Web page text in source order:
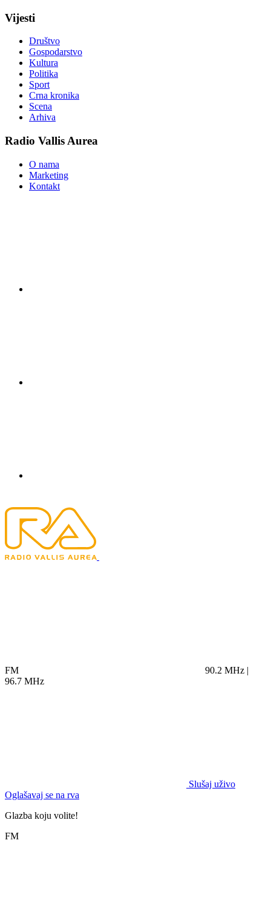
Vijesti
Društvo
Gospodarstvo
Kultura
Politika
Sport
Crna kronika
Scena
Arhiva
Radio Vallis Aurea
O nama
Marketing
Kontakt
FM
90.2 MHz |
96.7 MHz
Slušaj uživo
Oglašavaj se na rva
Glazba koju volite!
FM